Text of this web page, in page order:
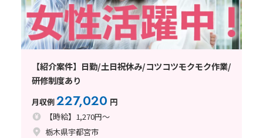
【紹介案件】日勤/土日祝休み/コツコツモクモク作業/
研修制度あり
月収例227,020 円
【時給】1,270円～
栃木県宇都宮市